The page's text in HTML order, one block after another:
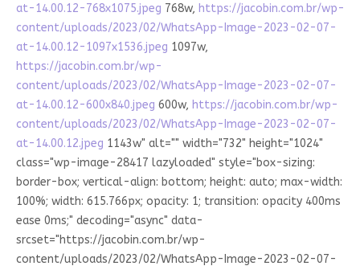
at-14.00.12-768x1075.jpeg 768w, https://jacobin.com.br/wp-
content/uploads/2023/02/WhatsApp-Image-2023-02-07-
at-14.00.12-1097x1536.jpeg 1097w,
https://jacobin.com.br/wp-
content/uploads/2023/02/WhatsApp-Image-2023-02-07-
at-14.00.12-600x840.jpeg 600w, https://jacobin.com.br/wp-
content/uploads/2023/02/WhatsApp-Image-2023-02-07-
at-14.00.12.jpeg 1143w" alt="" width="732" height="1024"
class="wp-image-28417 lazyloaded" style="box-sizing:
border-box; vertical-align: bottom; height: auto; max-width:
100%; width: 615.766px; opacity: 1; transition: opacity 400ms
ease 0ms;" decoding="async" data-
srcset="https://jacobin.com.br/wp-
content/uploads/2023/02/WhatsApp-Image-2023-02-07-